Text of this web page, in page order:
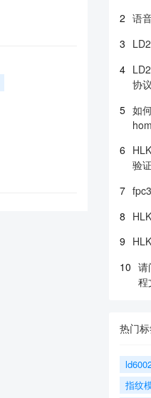
2 语
3
4
协
5 如
6
验
7
8
9
10 请
程
热门
指纹